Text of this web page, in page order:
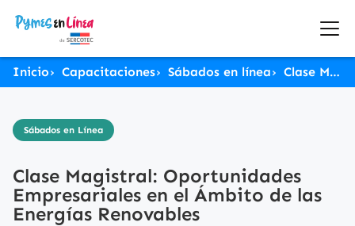
Inicio Capacitaciones Sábados en línea Clase Magistral: Oportunidades Empresariales en el Ámbito de las Energías Renovables
Sábados en Línea
Clase Magistral: Oportunidades
Empresariales en el Ámbito de las
Energías Renovables